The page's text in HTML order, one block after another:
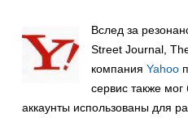
Вслед за
Street Journal,
компания Yahoo
сервис также
аккаунты использованы для